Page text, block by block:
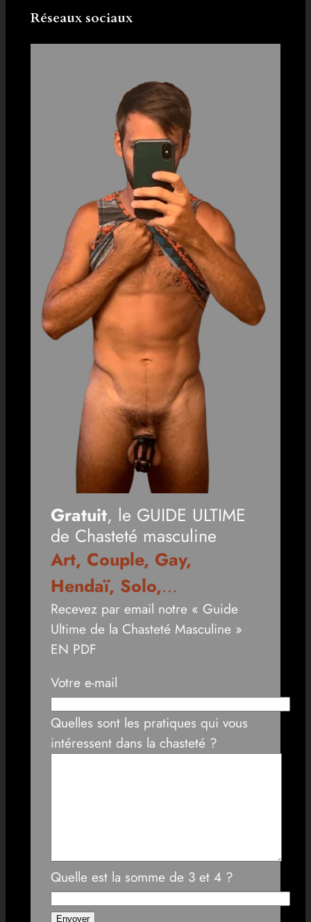
Réseaux sociaux
Gratuit, le GUIDE ULTIME
de Chasteté masculine
Art, Couple, Gay,
Hendaï, Solo,…
Recevez par email notre « Guide
Ultime de la Chasteté Masculine »
EN PDF
Votre e-mail
Quelles sont les pratiques qui vous
intéressent dans la chasteté ?
Quelle est la somme de 3 et 4 ?